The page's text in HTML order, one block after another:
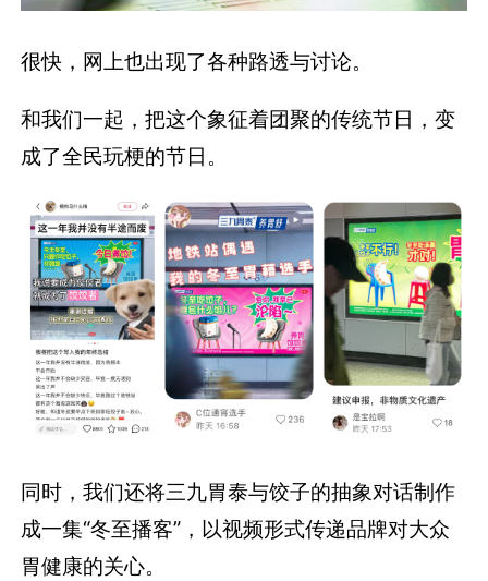
很快，网上也出现了各种路透与讨论。
和我们一起，把这个象征着团聚的传统节日，变
成了全民玩梗的节日。
同时，我们还将三九胃泰与饺子的抽象对话制作
成一集“冬至播客”，以视频形式传递品牌对大众
胃健康的关心。